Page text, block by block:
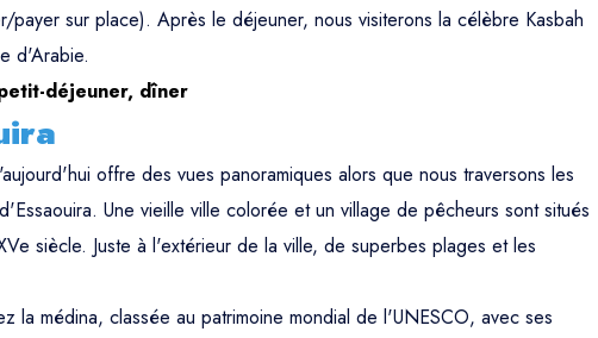
sur place). Après le déjeuner, nous visiterons la célèbre Kasbah
d'Arabie.
déjeuner, dîner
offre des vues panoramiques alors que nous traversons les
Une vieille ville colorée et un village de pêcheurs sont situés
siècle. Juste à l'extérieur de la ville, de superbes plages et les
la médina, classée au patrimoine mondial de l'UNESCO, avec ses